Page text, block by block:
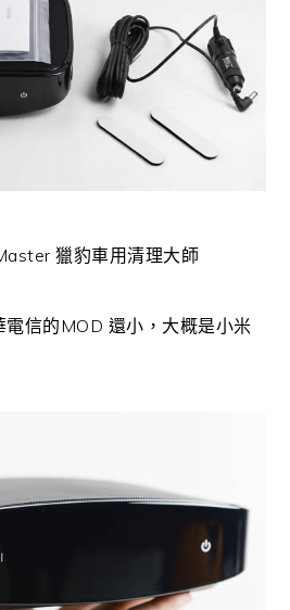
獵豹車用清理大師
信的MOD 還小，大概是小米